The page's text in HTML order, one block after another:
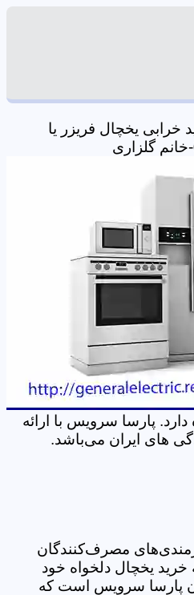
یخچال فریزر یا
پارسا سرویس با ارائه
های ایران می‌باشد.
مصرف‌کنندگان
یخچال دلخواه خود
پارسا سرویس است که